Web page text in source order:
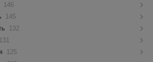
146
145
132
131
125